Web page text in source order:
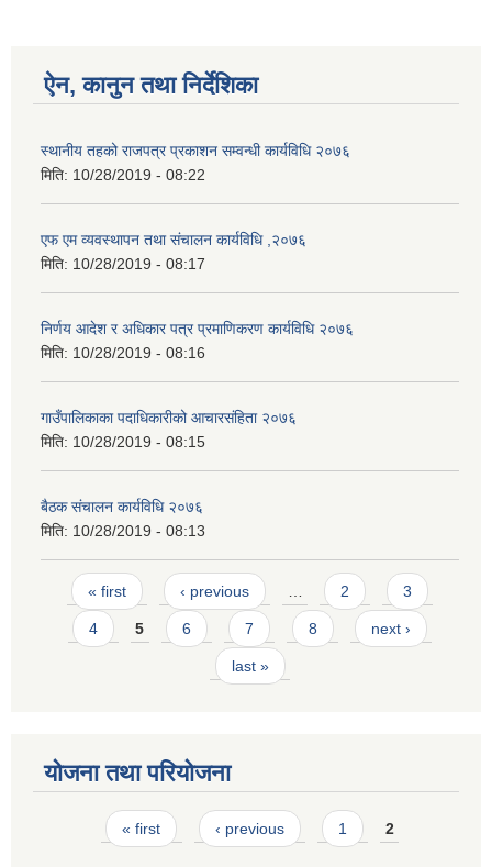
ऐन, कानुन तथा निर्देशिका
स्थानीय तहको राजपत्र प्रकाशन सम्वन्धी कार्यविधि २०७६
मिति: 10/28/2019 - 08:22
एफ एम व्यवस्थापन तथा संचालन कार्यविधि ,२०७६
मिति: 10/28/2019 - 08:17
निर्णय आदेश र अधिकार पत्र प्रमाणिकरण कार्यविधि २०७६
मिति: 10/28/2019 - 08:16
गाउँपालिकाका पदाधिकारीको आचारसंहि‌‌ता २०७६
मिति: 10/28/2019 - 08:15
बैठक संचालन कार्यविधि २०७६
मिति: 10/28/2019 - 08:13
Pages
« first ‹ previous 2 3
4 5 6 7 8 next ›
last »
योजना तथा परियोजना
Pages« first ‹ previous 1 2